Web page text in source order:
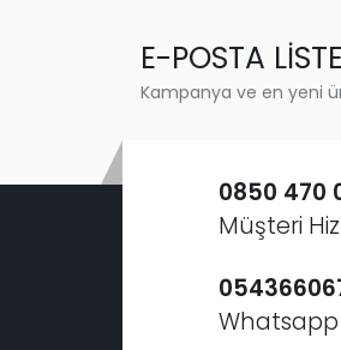
E-POSTA
Kampanya ve en yeni
0850 470
Müşteri